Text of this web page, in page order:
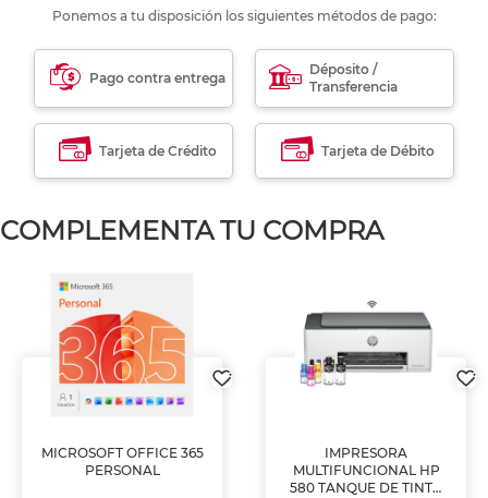
Ponemos a tu disposición los siguientes métodos de pago:
Pago contra entrega
Déposito /
Transferencia
Tarjeta de Crédito Tarjeta de Débito
COMPLEMENTA TU COMPRA
MICROSOFT OFFICE 365
PERSONAL
IMPRESORA
MULTIFUNCIONAL HP
580 TANQUE DE TINTA